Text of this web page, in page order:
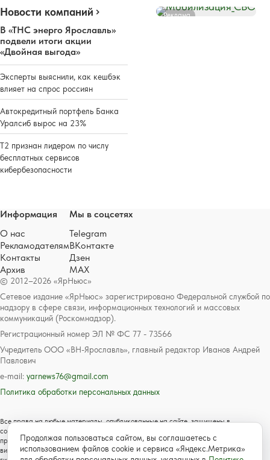
Новости компаний
В «ТНС энерго Ярославль»
подвели итоги акции
«Двойная выгода»
Эксперты выяснили, как кешбэк
влияет на спрос россиян
Автокредитный портфель Банка
Уралсиб вырос на 23%
Т2 признан лидером по числу
бесплатных сервисов
кибербезопасности
Реклама
© 2012–2026 «ЯрНьюс»
Сетевое издание «ЯрНьюс» зарегистрировано Федеральной службой по
надзору в сфере связи, информационных технологий и массовых
коммуникаций (Роскомнадзор).
Регистрационный номер ЭЛ № ФС 77 - 73566
Учредитель ООО «ВН-Ярославль», главный редактор Иванов Андрей
Павлович
e-mail: yarnews76@gmail.com
Политика обработки персональных данных
Все права на любые материалы, опубликованные на сайте, защищены в
соответствии с российским и международным законодательством об авторском
праве и смежных правах. Любое использование текстовых, фото, аудио и
видеоматериалов возможно только с согласия правообладателя с обязательной
Информация
О нас
Рекламодателям
Контакты
Архив
Мы в соцсетях
Telegram
ВКонтакте
Дзен
MAX
Продолжая пользоваться сайтом, вы соглашаетесь с
использованием файлов cookie и сервиса «Яндекс.Метрика»